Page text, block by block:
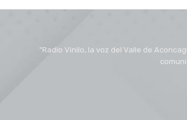
"Radio Vinilo, la voz del Valle de